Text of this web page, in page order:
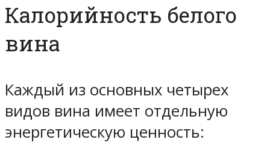
Калорийность белого
вина
Каждый из основных четырех
видов вина имеет отдельную
энергетическую ценность: